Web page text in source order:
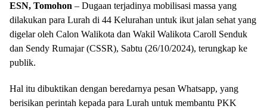
ESN, Tomohon – Dugaan terjadinya mobilisasi massa yang
dilakukan para Lurah di 44 Kelurahan untuk ikut jalan sehat yang
digelar oleh Calon Walikota dan Wakil Walikota Caroll Senduk
dan Sendy Rumajar (CSSR), Sabtu (26/10/2024), terungkap ke
publik.
Hal itu dibuktikan dengan beredarnya pesan Whatsapp, yang
berisikan perintah kepada para Lurah untuk membantu PKK